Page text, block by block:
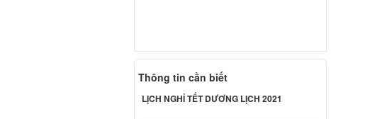
Thông tin cần biết
LỊCH NGHỈ TẾT DƯƠNG LỊCH 2021